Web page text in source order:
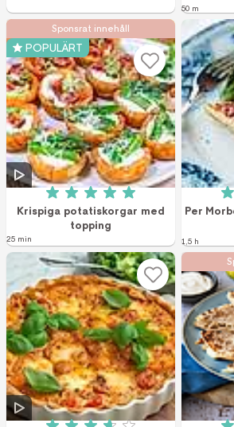
50 m
Sponsrat innehåll
POPULÄRT
Betyg: 5 av 5 (10 röster)
Krispiga potatiskorgar med
topping
25 min
Per
1,5 h